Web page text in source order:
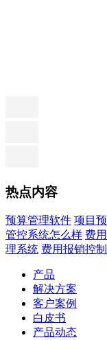
热点内容
预算管理软件 项目
管控系统怎么样 费
理系统 费用报销控
产品
解决方案
客户案例
白皮书
产品动态